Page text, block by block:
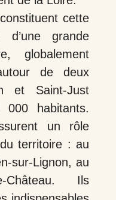
cette
d’une grande
globalement
de deux
et Saint-Just
000 habitants.
un rôle
territoire : au
sur-Lignon, au
Château. Ils